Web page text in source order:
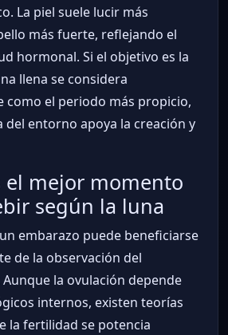
La piel suele lucir más
más fuerte, reflejando el
hormonal. Si el objetivo es la
llena se considera
como el periodo más propicio,
del entorno apoya la creación y
el mejor momento
según la luna
embarazo puede beneficiarse
de la observación del
la ovulación depende
internos, existen teorías
la fertilidad se potencia